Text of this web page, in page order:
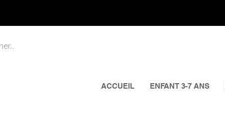
ACCUEIL ENFANT 3-7 ANS